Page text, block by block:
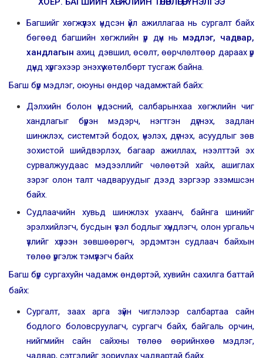
Багшийг хөгжүүлэх үндсэн үйл ажиллагаа нь сургалт байх
бөгөөд багшийн хөгжлийн үр дүн нь мэдлэг, чадвар,
хандлагын ахиц дэвшил, өсөлт, өөрчлөлтөөр дараах үр
дүнд хүргэхээр энэхүү хөтөлбөрт тусгаж байна.
Багш бүр мэдлэг, оюуны өндөр чадамжтай байх:
Дэлхийн болон үндэсний, салбарынхаа хөгжлийн чиг
хандлагыг бүрэн мэдэрч, нэгтгэн дүгнэх, задлан
шинжлэх, системтэй бодох, үнэлэх, дүгнэх, асуудлыг зөв
зохистой шийдвэрлэх, багаар ажиллах, нээлттэй эх
сурвалжуудаас мэдээллийг чөлөөтэй хайх, ашиглах
зэрэг олон талт чадваруудыг дээд зэргээр эзэмшсэн
байх.
Судлаачийн хувьд шинжлэх ухаанч, байнга шинийг
эрэлхийлэгч, бусдын үзэл бодлыг хүндлэгч, олон ургальч
үзлийг хүлээн зөвшөөрөгч, эрдэмтэн судлаач байхын
төлөө үргэлж тэмүүлэгч байх
Багш бүр сургахуйн чадамж өндөртэй, хувийн сахилга баттай
байх:
Сургалт, заах арга зүйн чиглэлээр салбартаа сайн
бодлого боловсруулагч, сургагч байх, байгаль орчин,
нийгмийн сайн сайхны төлөө өөрийнхөө мэдлэг,
чадвар, сэтгэлийг зориулах чадвартай байх.